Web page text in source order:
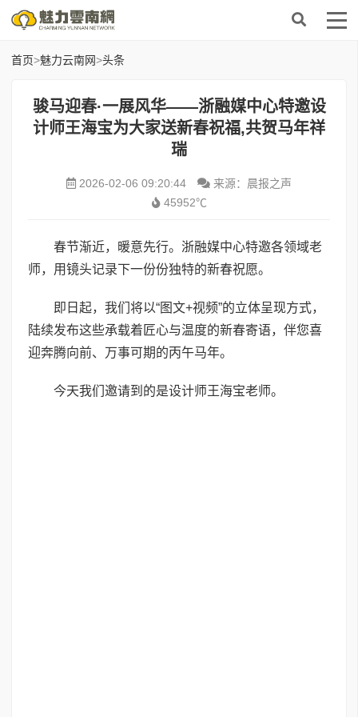
首页>魅力云南网>头条
骏马迎春·一展风华——浙融媒中心特邀设
计师王海宝为大家送新春祝福,共贺马年祥
瑞
2026-02-06 09:20:44
来源：晨报之声
45952℃
春节渐近，暖意先行。浙融媒中心特邀各领域老
师，用镜头记录下一份份独特的新春祝愿。
即日起，我们将以“图文+视频”的立体呈现方式，
陆续发布这些承载着匠心与温度的新春寄语，伴您喜
迎奔腾向前、万事可期的丙午马年。
今天我们邀请到的是设计师王海宝老师。